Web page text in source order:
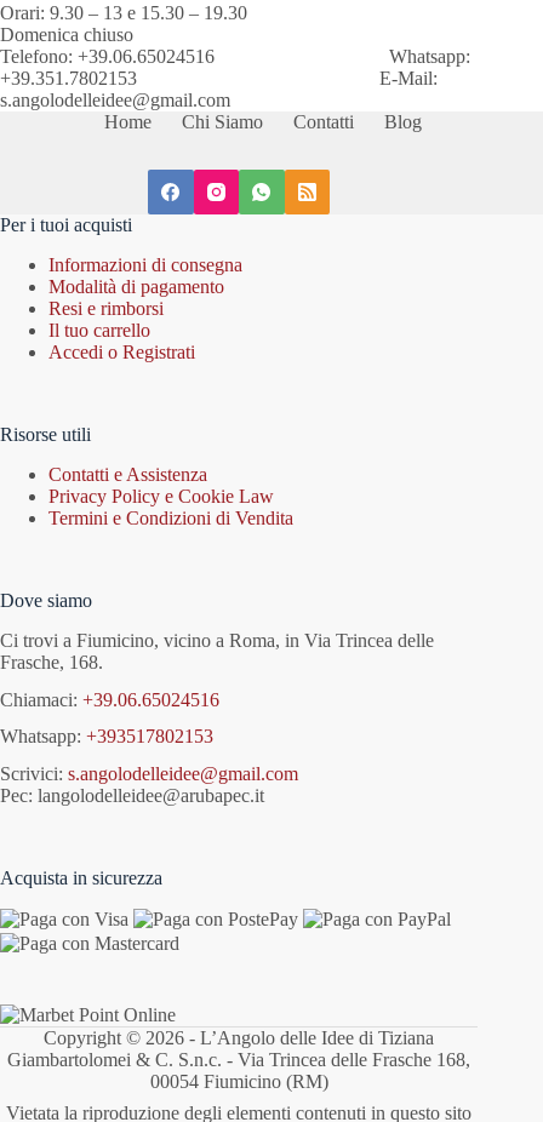
Orari: 9.30 – 13 e 15.30 – 19.30
Domenica chiuso
Telefono: +39.06.65024516 Whatsapp:
+39.351.7802153 E-Mail:
s.angolodelleidee@gmail.com
Home
Chi Siamo Contatti Blog
Per i tuoi acquisti
Informazioni di consegna
Modalità di pagamento
Resi e rimborsi
Il tuo carrello
Accedi o Registrati
Risorse utili
Contatti e Assistenza
Privacy Policy e Cookie Law
Termini e Condizioni di Vendita
Dove siamo
Ci trovi a Fiumicino, vicino a Roma, in Via Trincea delle
Frasche, 168.
Chiamaci: +39.06.65024516
Whatsapp: +393517802153
Scrivici: s.angolodelleidee@gmail.com
Pec: langolodelleidee@arubapec.it
Acquista in sicurezza
Copyright © 2026 - L’Angolo delle Idee di Tiziana
Giambartolomei & C. S.n.c. - Via Trincea delle Frasche 168,
00054 Fiumicino (RM)
Vietata la riproduzione degli elementi contenuti in questo sito